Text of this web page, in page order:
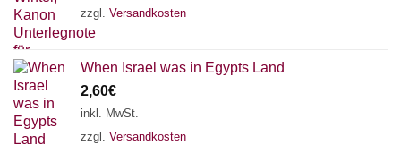
zzgl. Versandkosten
When Israel was in Egypts Land
2,60€
inkl. MwSt.
zzgl. Versandkosten